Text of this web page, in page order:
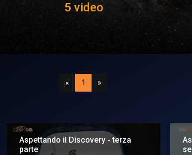
5 video
« Precedente
1 (attuale)
»
Aspettando il Discovery - terza
parte